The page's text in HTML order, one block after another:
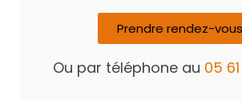
Prendre rendez-vous
Ou par téléphone au 05